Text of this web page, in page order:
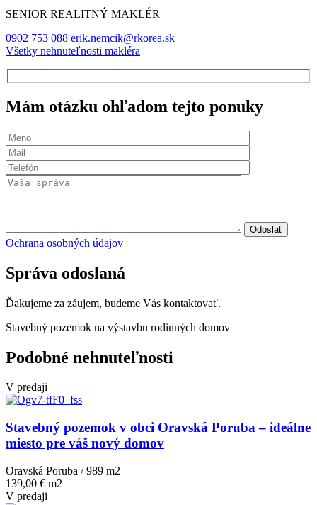
SENIOR REALITNÝ MAKLÉR
0902 753 088 erik.nemcik@rkorea.sk
Všetky nehnuteľnosti makléra
Mám otázku ohľadom tejto ponuky
Odoslať
Ochrana osobných údajov
Správa odoslaná
Ďakujeme za záujem, budeme Vás kontaktovať.
Stavebný pozemok na výstavbu rodinných domov
Podobné nehnuteľnosti
V predaji
Stavebný pozemok v obci Oravská Poruba – ideálne
miesto pre váš nový domov
Oravská Poruba / 989 m2
139,00 € m2
V predaji